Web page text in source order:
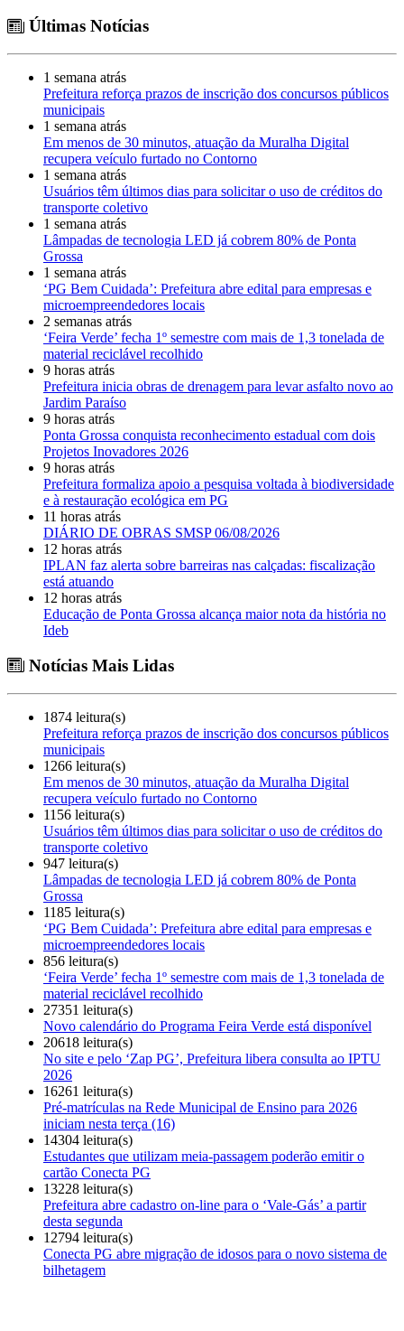
Últimas Notícias
1 semana atrás
Prefeitura reforça prazos de inscrição dos concursos públicos
municipais
1 semana atrás
Em menos de 30 minutos, atuação da Muralha Digital
recupera veículo furtado no Contorno
1 semana atrás
Usuários têm últimos dias para solicitar o uso de créditos do
transporte coletivo
1 semana atrás
Lâmpadas de tecnologia LED já cobrem 80% de Ponta
Grossa
1 semana atrás
‘PG Bem Cuidada’: Prefeitura abre edital para empresas e
microempreendedores locais
2 semanas atrás
‘Feira Verde’ fecha 1º semestre com mais de 1,3 tonelada de
material reciclável recolhido
9 horas atrás
Prefeitura inicia obras de drenagem para levar asfalto novo ao
Jardim Paraíso
9 horas atrás
Ponta Grossa conquista reconhecimento estadual com dois
Projetos Inovadores 2026
9 horas atrás
Prefeitura formaliza apoio a pesquisa voltada à biodiversidade
e à restauração ecológica em PG
11 horas atrás
DIÁRIO DE OBRAS SMSP 06/08/2026
12 horas atrás
IPLAN faz alerta sobre barreiras nas calçadas: fiscalização
está atuando
12 horas atrás
Educação de Ponta Grossa alcança maior nota da história no
Ideb
Notícias Mais Lidas
1874 leitura(s)
Prefeitura reforça prazos de inscrição dos concursos públicos
municipais
1266 leitura(s)
Em menos de 30 minutos, atuação da Muralha Digital
recupera veículo furtado no Contorno
1156 leitura(s)
Usuários têm últimos dias para solicitar o uso de créditos do
transporte coletivo
947 leitura(s)
Lâmpadas de tecnologia LED já cobrem 80% de Ponta
Grossa
1185 leitura(s)
‘PG Bem Cuidada’: Prefeitura abre edital para empresas e
microempreendedores locais
856 leitura(s)
‘Feira Verde’ fecha 1º semestre com mais de 1,3 tonelada de
material reciclável recolhido
27351 leitura(s)
Novo calendário do Programa Feira Verde está disponível
20618 leitura(s)
No site e pelo ‘Zap PG’, Prefeitura libera consulta ao IPTU
2026
16261 leitura(s)
Pré-matrículas na Rede Municipal de Ensino para 2026
iniciam nesta terça (16)
14304 leitura(s)
Estudantes que utilizam meia-passagem poderão emitir o
cartão Conecta PG
13228 leitura(s)
Prefeitura abre cadastro on-line para o ‘Vale-Gás’ a partir
desta segunda
12794 leitura(s)
Conecta PG abre migração de idosos para o novo sistema de
bilhetagem